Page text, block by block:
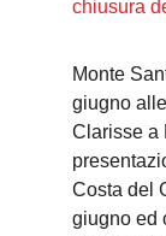
chiusura
Monte
giugno
Clarisse a
Costa del
giugno ed